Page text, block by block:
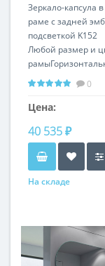
Зеркало-капсула
раме с задней
подсветкой K152
Любой размер и
вертикальная
0
Цена:
40 535 ₽
На складе